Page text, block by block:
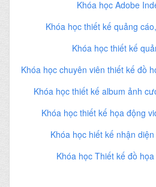
Khóa học Adobe
Khóa học thiết kế quảng
Khóa học thiết kế
Khóa học chuyên viên thiết kế đồ
Khóa học thiết kế album ảnh
Khóa học thiết kế họa động
Khóa học hiết kế nhận
Khóa học Thiết kế đồ